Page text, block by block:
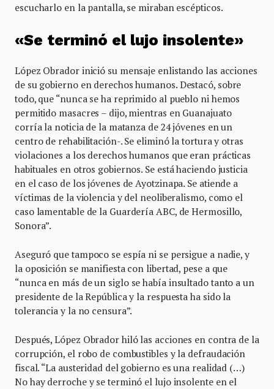
escucharlo en la pantalla, se miraban escépticos.
«Se terminó el lujo insolente»
López Obrador inició su mensaje enlistando las acciones
de su gobierno en derechos humanos. Destacó, sobre
todo, que “nunca se ha reprimido al pueblo ni hemos
permitido masacres – dijo, mientras en Guanajuato
corría la noticia de la matanza de 24 jóvenes en un
centro de rehabilitación-. Se eliminó la tortura y otras
violaciones a los derechos humanos que eran prácticas
habituales en otros gobiernos. Se está haciendo justicia
en el caso de los jóvenes de Ayotzinapa. Se atiende a
víctimas de la violencia y del neoliberalismo, como el
caso lamentable de la Guardería ABC, de Hermosillo,
Sonora”.
Aseguró que tampoco se espía ni se persigue a nadie, y
la oposición se manifiesta con libertad, pese a que
“nunca en más de un siglo se había insultado tanto a un
presidente de la República y la respuesta ha sido la
tolerancia y la no censura”.
Después, López Obrador hiló las acciones en contra de la
corrupción, el robo de combustibles y la defraudación
fiscal. “La austeridad del gobierno es una realidad (…)
No hay derroche y se terminó el lujo insolente en el